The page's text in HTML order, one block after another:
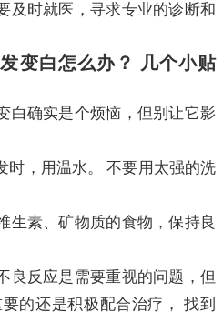
及时就医，寻求专业的诊断和
变白怎么办？ 几个小贴
白确实是个烦恼，但别让它影
时，用温水。 不要用太强的洗
生素、矿物质的食物，保持良
良反应是需要重视的问题，但
的还是积极配合治疗， 找到